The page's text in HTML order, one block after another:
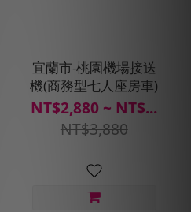
宜蘭市-桃園機場接送
機(商務型七人座房車)
NT$2,880 ~ NT$...
NT$3,880